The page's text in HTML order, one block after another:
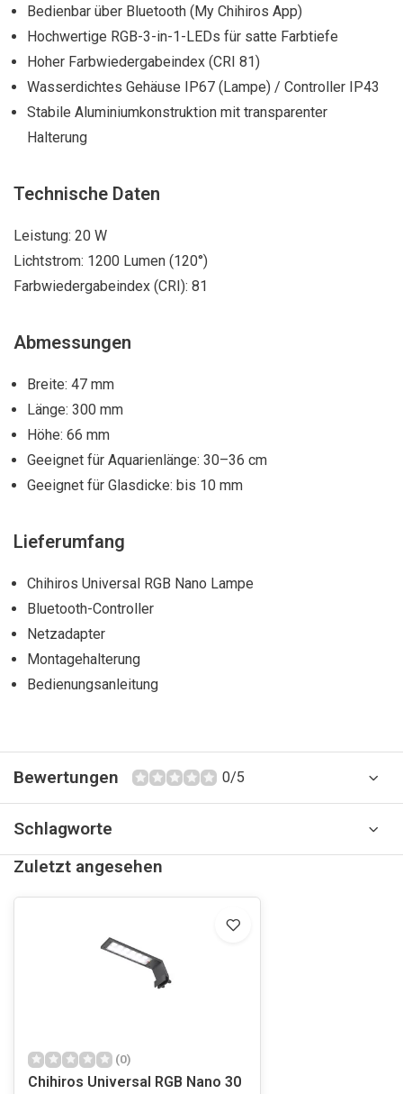
Bedienbar über Bluetooth (My Chihiros App)
Hochwertige RGB-3-in-1-LEDs für satte Farbtiefe
Hoher Farbwiedergabeindex (CRI 81)
Wasserdichtes Gehäuse IP67 (Lampe) / Controller IP43
Stabile Aluminiumkonstruktion mit transparenter
Halterung
Technische Daten
Leistung: 20 W
Lichtstrom: 1200 Lumen (120°)
Farbwiedergabeindex (CRI): 81
Abmessungen
Breite: 47 mm
Länge: 300 mm
Höhe: 66 mm
Geeignet für Aquarienlänge: 30–36 cm
Geeignet für Glasdicke: bis 10 mm
Lieferumfang
Chihiros Universal RGB Nano Lampe
Bluetooth-Controller
Netzadapter
Montagehalterung
Bedienungsanleitung
Bewertungen 0/5
Schlagworte
Zuletzt angesehen
(0)
Chihiros Universal RGB Nano 30